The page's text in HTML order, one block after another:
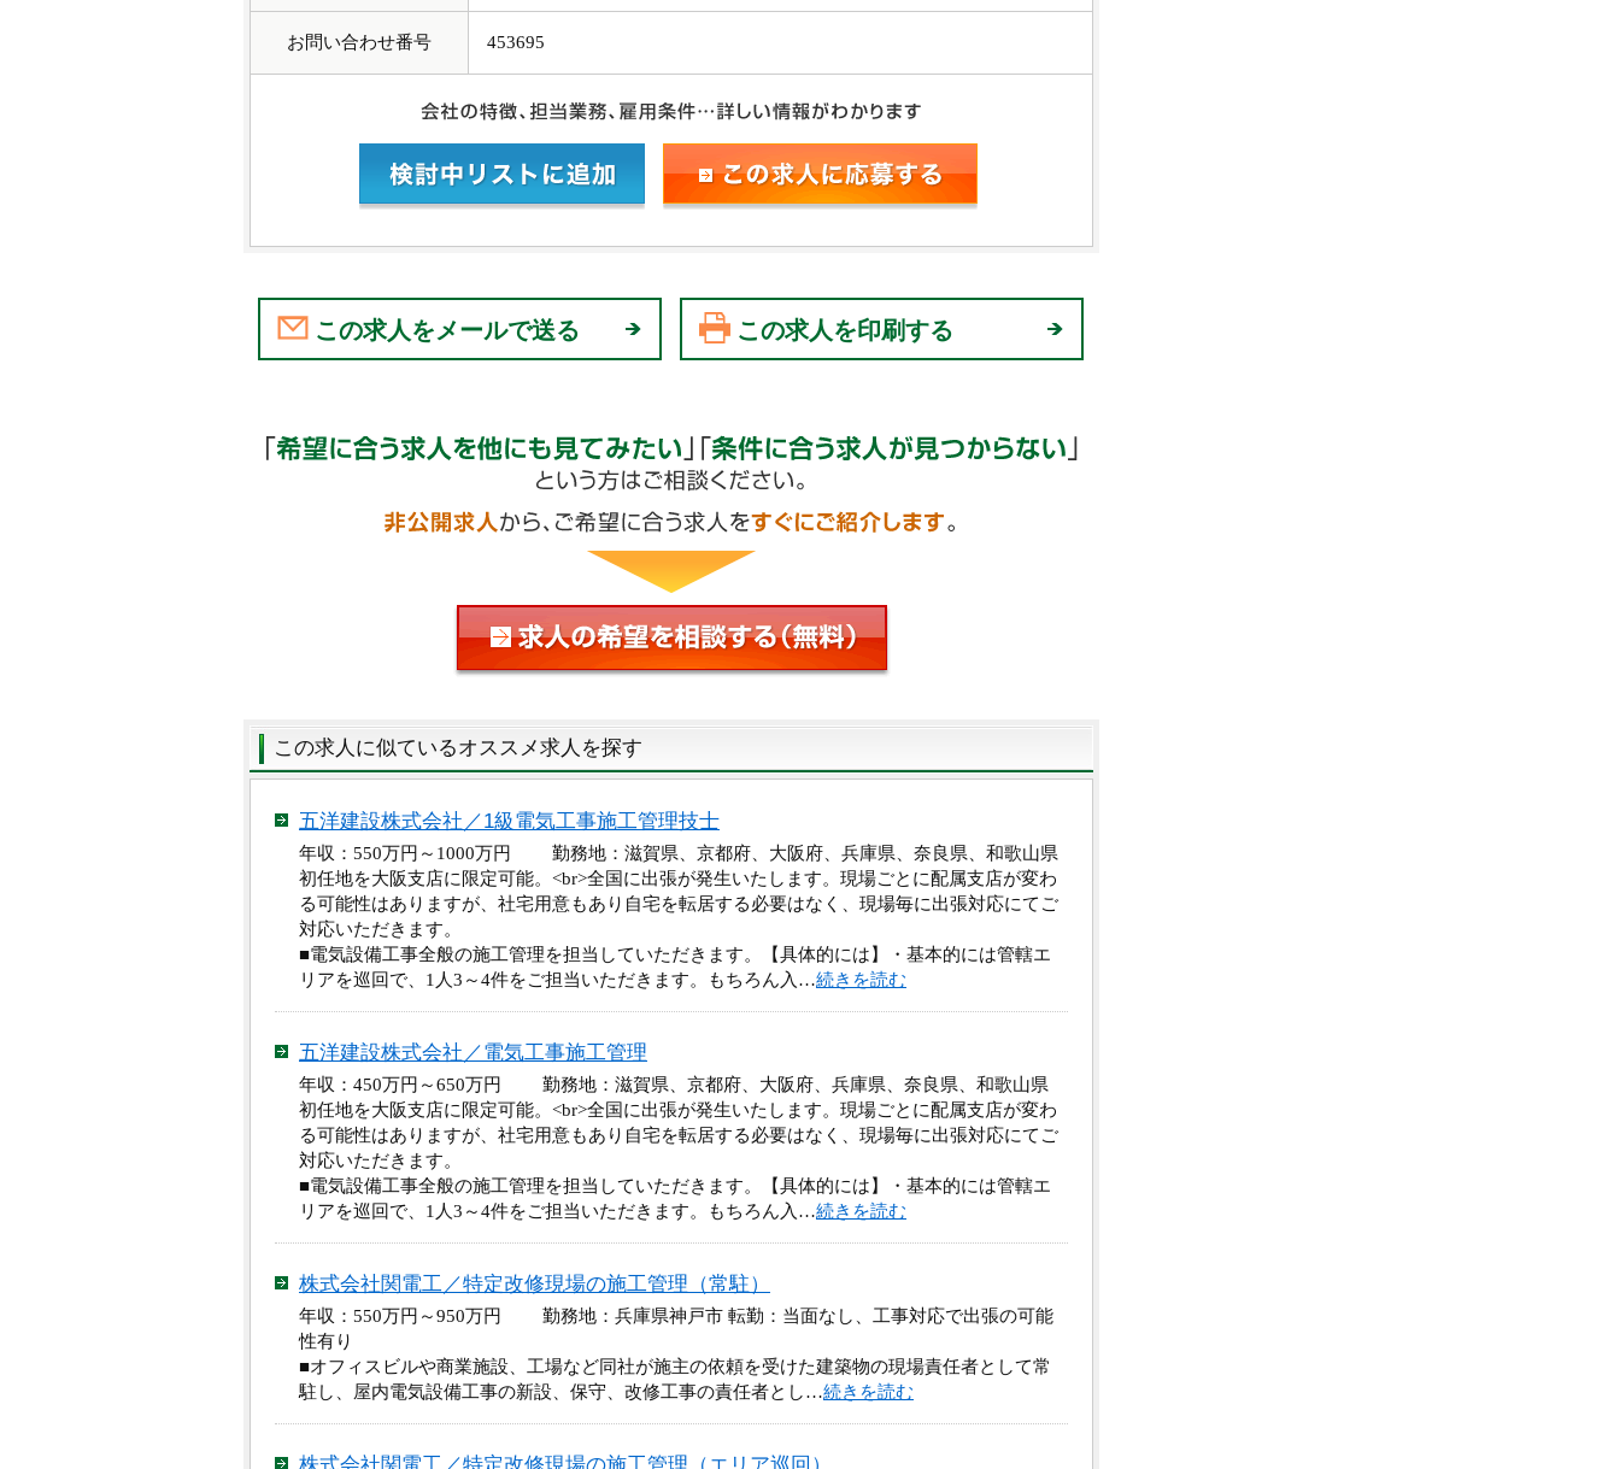
お問い合わせ番号 453695
この求人をメールで送る この求人を印刷する
この求人に似ているオススメ求人を探す
五洋建設株式会社／1級電気工事施工管理技士
年収：550万円～1000万円 勤務地：滋賀県、京都府、大阪府、兵庫県、奈良県、和歌山県
初任地を大阪支店に限定可能。<br>全国に出張が発生いたします。現場ごとに配属支店が変わ
る可能性はありますが、社宅用意もあり自宅を転居する必要はなく、現場毎に出張対応にてご
対応いただきます。
■電気設備工事全般の施工管理を担当していただきます。【具体的には】・基本的には管轄エ
リアを巡回で、1人3～4件をご担当いただきます。もちろん入…続きを読む
五洋建設株式会社／電気工事施工管理
年収：450万円～650万円 勤務地：滋賀県、京都府、大阪府、兵庫県、奈良県、和歌山県
初任地を大阪支店に限定可能。<br>全国に出張が発生いたします。現場ごとに配属支店が変わ
る可能性はありますが、社宅用意もあり自宅を転居する必要はなく、現場毎に出張対応にてご
対応いただきます。
■電気設備工事全般の施工管理を担当していただきます。【具体的には】・基本的には管轄エ
リアを巡回で、1人3～4件をご担当いただきます。もちろん入…続きを読む
株式会社関電工／特定改修現場の施工管理（常駐）
年収：550万円～950万円 勤務地：兵庫県神戸市 転勤：当面なし、工事対応で出張の可能
性有り
■オフィスビルや商業施設、工場など同社が施主の依頼を受けた建築物の現場責任者として常
駐し、屋内電気設備工事の新設、保守、改修工事の責任者とし…続きを読む